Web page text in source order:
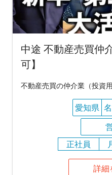
中途 不動産売買仲
可】
不動産売買の仲介業（投資
愛知県
正社員
詳細